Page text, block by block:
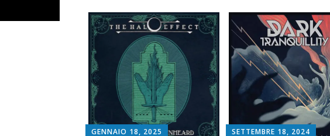
GENNAIO 18, 2025 SETTEMBRE 18, 2024